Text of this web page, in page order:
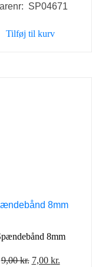
pris
80,00 kr..
pris
SP04671
Tilføj til kurv
8mm
9,00kr. Den
7,00 kr.